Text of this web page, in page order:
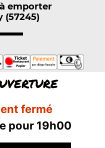
emporter
(57245)
fermé
pour 19h00